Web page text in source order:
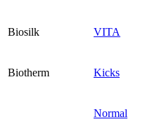
Biosilk VITA
Biotherm Kicks
Normal